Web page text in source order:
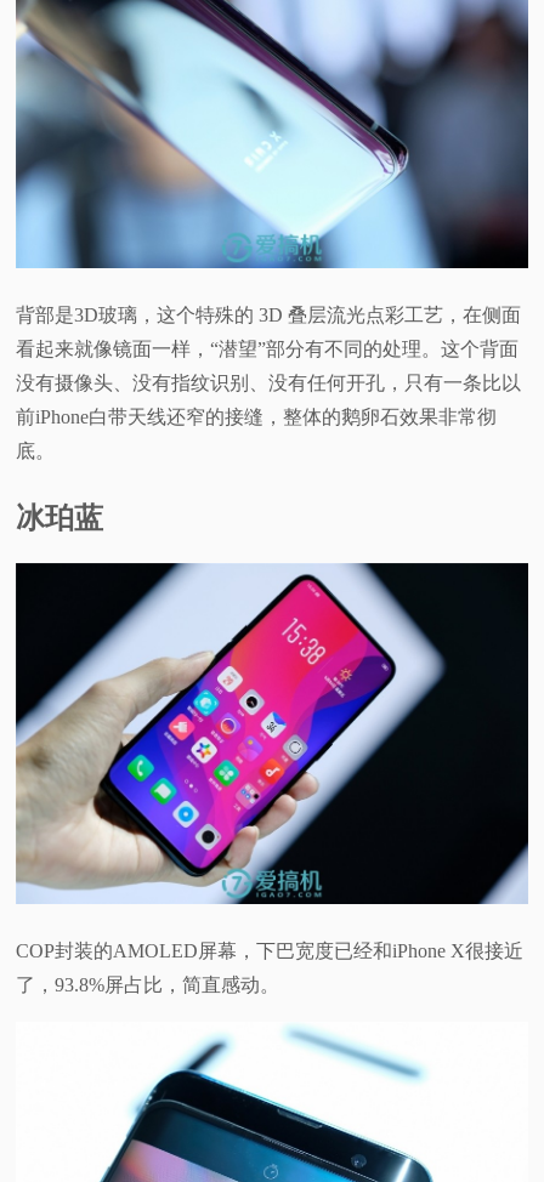
背部是3D玻璃，这个特殊的 3D 叠层流光点彩工艺，在侧面
看起来就像镜面一样，“潜望”部分有不同的处理。这个背面
没有摄像头、没有指纹识别、没有任何开孔，只有一条比以
前iPhone白带天线还窄的接缝，整体的鹅卵石效果非常彻
底。
冰珀蓝
COP封装的AMOLED屏幕，下巴宽度已经和iPhone X很接近
了，93.8%屏占比，简直感动。